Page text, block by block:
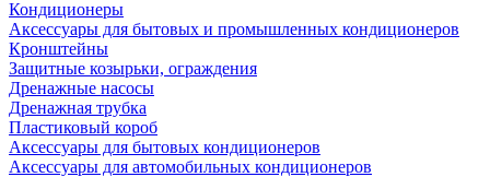
Кондиционеры
Аксессуары для бытовых и промышленных кондиционеров
Кронштейны
Защитные козырьки, ограждения
Дренажные насосы
Дренажная трубка
Пластиковый короб
Аксессуары для бытовых кондиционеров
Аксессуары для автомобильных кондиционеров